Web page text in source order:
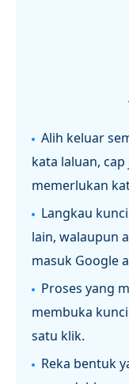
Alih keluar
kata laluan,
memerlukan
Langkau
lain, walaupun
masuk Google
Proses yang
membuka
satu klik.
Reka bentuk